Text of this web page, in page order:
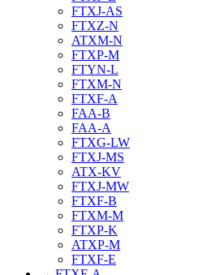
FTXJ-AS
FTXZ-N
ATXM-N
FTXP-M
FTYN-L
FTXM-N
FTXF-A
FAA-B
FAA-A
FTXG-LW
FTXJ-MS
ATX-KV
FTXJ-MW
FTXF-B
FTXM-M
FTXP-K
ATXP-M
FTXF-E